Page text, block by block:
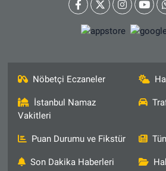
Nöbetçi Eczaneler
İstanbul Namaz
Vakitleri
Puan Durumu ve Fikstür
Son Dakika Haberleri